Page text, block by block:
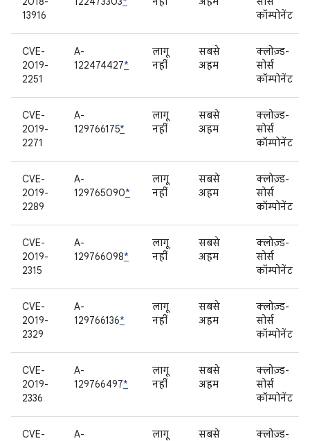
13916
कॉम्पोनेंट
CVE-
2019-
2251
A-
122474427*
लागू
नहीं
सबसे
अहम
क्लोज़्ड-
सोर्स
कॉम्पोनेंट
CVE-
2019-
2271
A-
129766175*
लागू
नहीं
सबसे
अहम
क्लोज़्ड-
सोर्स
कॉम्पोनेंट
CVE-
2019-
2289
A-
129765090*
लागू
नहीं
सबसे
अहम
क्लोज़्ड-
सोर्स
कॉम्पोनेंट
CVE-
2019-
2315
A-
129766098*
लागू
नहीं
सबसे
अहम
क्लोज़्ड-
सोर्स
कॉम्पोनेंट
CVE-
2019-
2329
A-
129766136*
लागू
नहीं
सबसे
अहम
क्लोज़्ड-
सोर्स
कॉम्पोनेंट
CVE-
2019-
2336
A-
129766497*
लागू
नहीं
सबसे
अहम
क्लोज़्ड-
सोर्स
कॉम्पोनेंट
CVE-
A-
लागू
सबसे
क्लोज़्ड-